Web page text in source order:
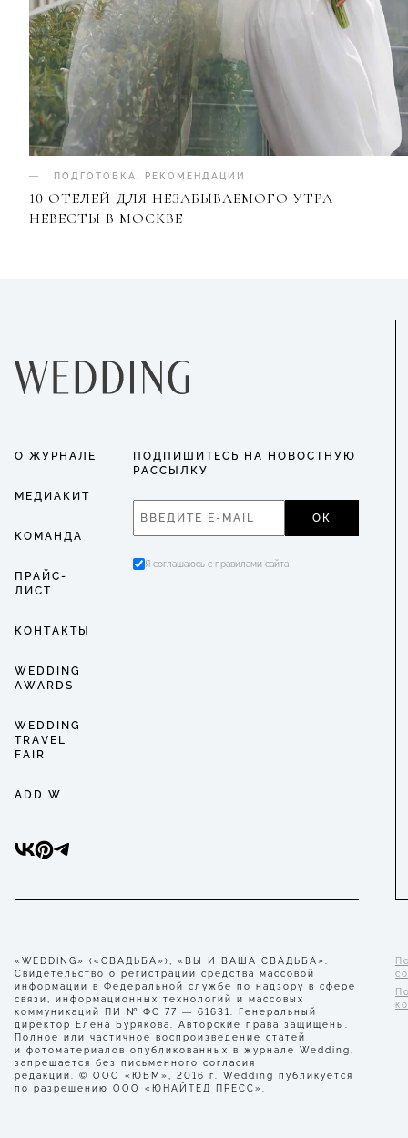
ПОДГОТОВКА РЕКОМЕНДАЦИИ
10 ОТЕЛЕЙ ДЛЯ НЕЗАБЫВАЕМОГО УТРА
НЕВЕСТЫ В МОСКВЕ
О ЖУРНАЛЕ
МЕДИАКИТ
КОМАНДА
ПРАЙС-
ЛИСТ
КОНТАКТЫ
WEDDING
AWARDS
WEDDING
TRAVEL
FAIR
ADD W
ПОДПИШИТЕСЬ НА НОВОСТНУЮ
РАССЫЛКУ
ОК
Я соглашаюсь с правилами сайта
«WEDDING» («СВАДЬБА»), «ВЫ И ВАША СВАДЬБА».
Свидетельство о регистрации средства массовой
информации в Федеральной службе по надзору в сфере
связи, информационных технологий и массовых
коммуникаций ПИ № ФС 77 — 61631. Генеральный
директор Елена Бурякова. Авторские права защищены.
Полное или частичное воспроизведение статей
и фотоматериалов опубликованных в журнале Wedding,
запрещается без письменного согласия
редакции. © ООО «ЮВМ», 2016 г. Wedding публикуется
по разрешению ООО «ЮНАЙТЕД ПРЕСС».